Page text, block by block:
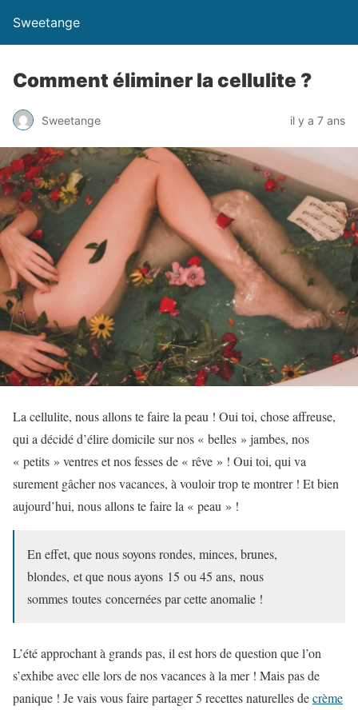
Sweetange
Comment éliminer la cellulite ?
Sweetange il y a 7 ans
La cellulite, nous allons te faire la peau ! Oui toi, chose affreuse,
qui a décidé d’élire domicile sur nos « belles » jambes, nos
« petits » ventres et nos fesses de « rêve » ! Oui toi, qui va
surement gâcher nos vacances, à vouloir trop te montrer ! Et bien
aujourd’hui, nous allons te faire la « peau » !
En effet, que nous soyons rondes, minces, brunes,
blondes, et que nous ayons 15 ou 45 ans, nous
sommes toutes concernées par cette anomalie !
L’été approchant à grands pas, il est hors de question que l’on
s’exhibe avec elle lors de nos vacances à la mer ! Mais pas de
panique ! Je vais vous faire partager 5 recettes naturelles decrème